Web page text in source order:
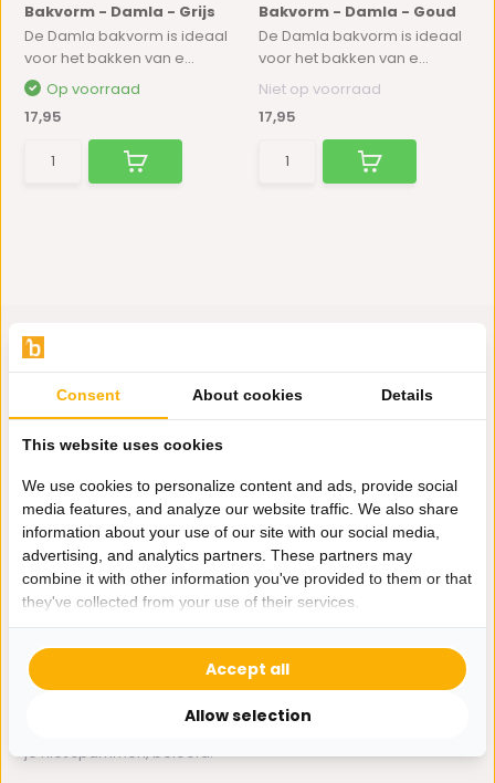
Bakvorm - Damla - Grijs
De Damla bakvorm is ideaal
voor het bakken van e...
Op voorraad
17,95
Bakvorm - Damla - Goud
De Damla bakvorm is ideaal
voor het bakken van e...
Niet op voorraad
17,95
Hulp nodig?
Wij zitten voor je klaar.
Whatsapp ons
0162-231130
klantenservice@bazaaronline.nl
Ontvang de nieuwste aanbiedingen en promoties. We zullen
je niet spammen, beloofd.
Consent About cookies Details
This website uses cookies
We use cookies to personalize content and ads, provide social
media features, and analyze our website traffic. We also share
information about your use of our site with our social media,
advertising, and analytics partners. These partners may
combine it with other information you've provided to them or that
they've collected from your use of their services.
Allow selection
Accept all